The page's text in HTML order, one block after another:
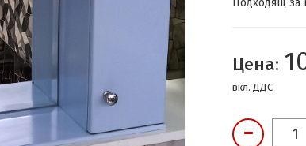
Подходящ за
Цена:
вкл. ДДС